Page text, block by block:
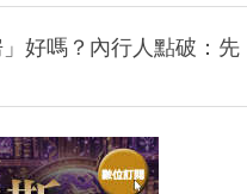
好嗎？內行人點破：先